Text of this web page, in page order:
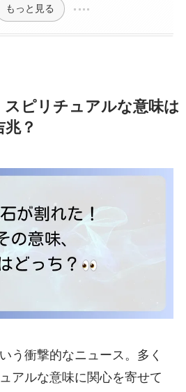
もっと見る
スピリチュアルな意味は
？
う衝撃的なニュース。多く
アルな意味に関心を寄せて